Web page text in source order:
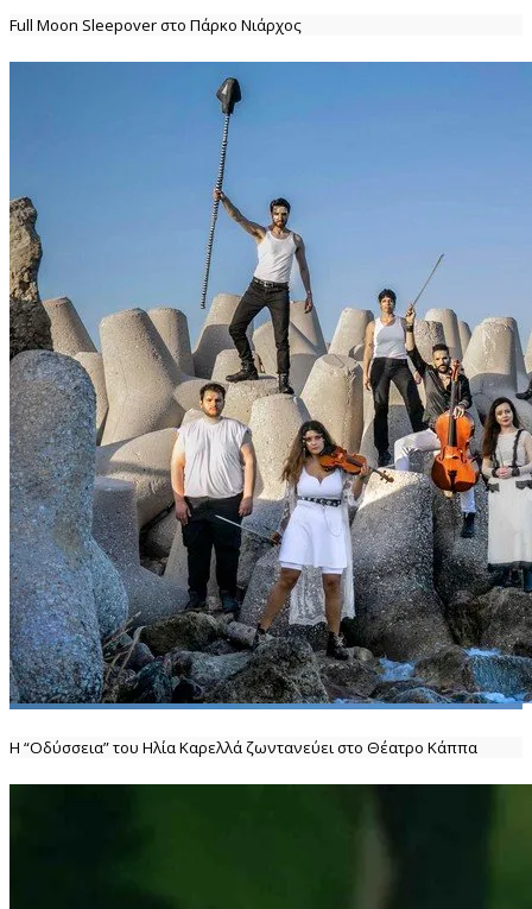
Full Moon Sleepover στο Πάρκο Νιάρχος
Η “Οδύσσεια” του Ηλία Καρελλά ζωντανεύει στο Θέατρο Κάππα